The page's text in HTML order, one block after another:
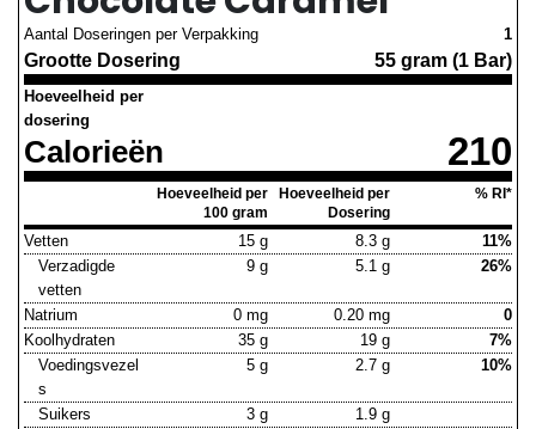
Aantal Doseringen per Verpakking 1
Grootte Dosering 55 gram (1 Bar)
Hoeveelheid per
dosering
Calorieën 210
Hoeveelheid per
100 gram
Hoeveelheid per
Dosering
% RI*
Vetten 15 g 8.3 g
11%
Verzadigde
vetten
9 g 5.1 g 26%
Natrium 0 mg 0.20 mg
0
Koolhydraten
35 g 19 g
7%
Voedingsvezel
s
5 g 2.7 g 10%
Suikers 3 g
1.9 g